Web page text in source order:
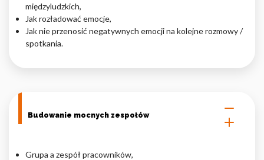
międzyludzkich,
Jak rozładować emocje,
Jak nie przenosić negatywnych emocji na kolejne rozmowy /
spotkania.
Budowanie mocnych zespołów
Grupa a zespół pracowników,